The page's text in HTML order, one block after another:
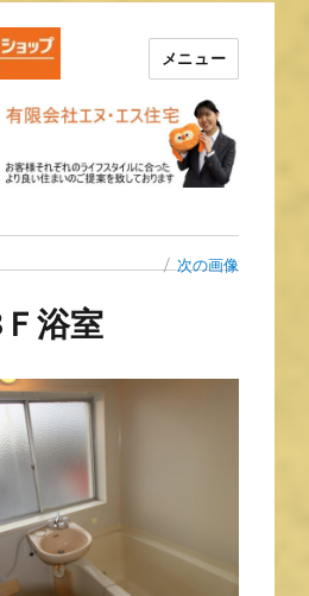
はエヌ・エス住宅
メニュー
次の画像
浴室